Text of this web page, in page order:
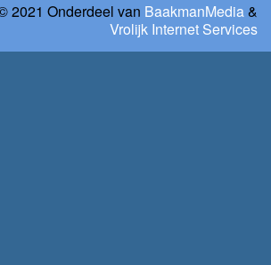
2021 Onderdeel van BaakmanMedia&
Vrolijk Internet Services